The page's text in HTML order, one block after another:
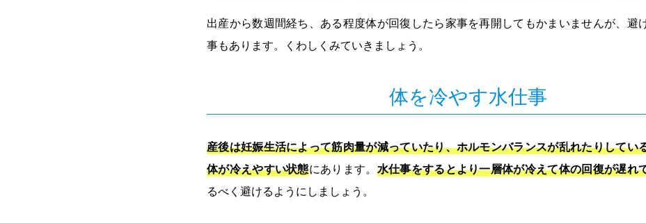
出産から数週間経ち、ある程度体が回復したら家事を再開してもかまいませんが、避
事もあります。くわしくみていきましょう。
体を冷やす水仕事
産後は妊娠生活によって筋肉量が減っていたり、ホルモンバランスが乱れたりしてい
体が冷えやすい状態にあります。 水仕事をするとより一層体が冷えて体の回復が遅れ
るべく避けるようにしましょう。